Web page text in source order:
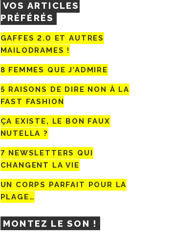
VOS ARTICLES
PRÉFÉRÉS
GAFFES 2.0 ET AUTRES
MAILODRAMES !
8 FEMMES QUE J’ADMIRE
5 RAISONS DE DIRE NON À LA
FAST FASHION
ÇA EXISTE, LE BON FAUX
NUTELLA ?
7 NEWSLETTERS QUI
CHANGENT LA VIE
UN CORPS PARFAIT POUR LA
PLAGE…
MONTEZ LE SON !